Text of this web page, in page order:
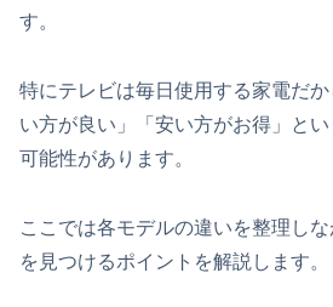
す。
特にテレビは毎日使用する家電だ
い方が良い」「安い方がお得」と
可能性があります。
ここでは各モデルの違いを整理し
を見つけるポイントを解説します。